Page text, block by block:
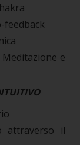
feedback
e
attraverso il